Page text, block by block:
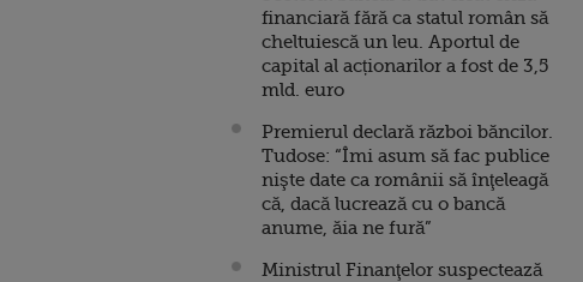
financiară fără ca statul român să
cheltuiescă un leu. Aportul de
capital al acționarilor a fost de 3,5
mld. euro
Premierul declară război băncilor.
Tudose: “Îmi asum să fac publice
nişte date ca românii să înţeleagă
că, dacă lucrează cu o bancă
anume, ăia ne fură”
Ministrul Finanţelor suspectează